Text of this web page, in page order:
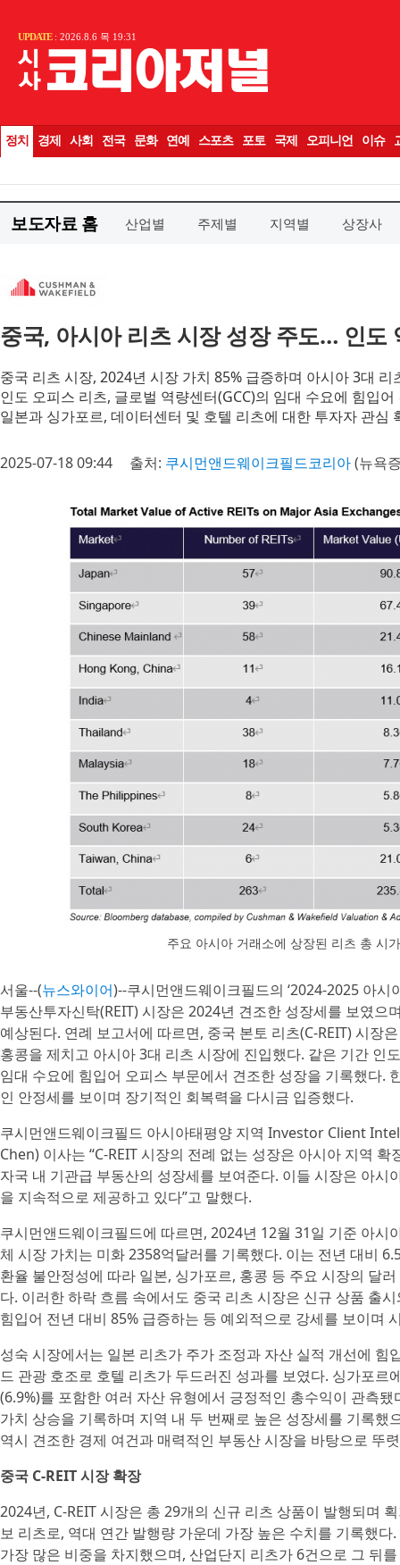
보도자료 홈 산업별 주제별 지역별 상장사
중국, 아시아 리츠 시장 성장 주도… 인도
중국 리츠 시장, 2024년 시장 가치 85% 급증하며 아시아 3대 리
인도 오피스 리츠, 글로벌 역량센터(GCC)의 임대 수요에 힘입
일본과 싱가포르, 데이터센터 및 호텔 리츠에 대한 투자자 관심
2025-07-18 09:44 출처: 쿠시먼앤드웨이크필드코리아(뉴욕
주요 아시아 거래소에 상장된 리츠 총 시
서울--(뉴스와이어)--쿠시먼앤드웨이크필드의 ‘2024-2025 아
부동산투자신탁(REIT) 시장은 2024년 견조한 성장세를 보였
예상된다. 연례 보고서에 따르면, 중국 본토 리츠(C-REIT) 시장
홍콩을 제치고 아시아 3대 리츠 시장에 진입했다. 같은 기간 인
임대 수요에 힘입어 오피스 부문에서 견조한 성장을 기록했다.
인 안정세를 보이며 장기적인 회복력을 다시금 입증했다.
쿠시먼앤드웨이크필드 아시아태평양 지역 Investor Client
Chen) 이사는 “C-REIT 시장의 전례 없는 성장은 아시아 지역
자국 내 기관급 부동산의 성장세를 보여준다. 이들 시장은 아
을 지속적으로 제공하고 있다”고 말했다.
쿠시먼앤드웨이크필드에 따르면, 2024년 12월 31일 기준 아시
체 시장 가치는 미화 2358억달러를 기록했다. 이는 전년 대비
환율 불안정성에 따라 일본, 싱가포르, 홍콩 등 주요 시장의 달
다. 이러한 하락 흐름 속에서도 중국 리츠 시장은 신규 상품 출
힘입어 전년 대비 85% 급증하는 등 예외적으로 강세를 보이며
성숙 시장에서는 일본 리츠가 주가 조정과 자산 실적 개선에
드 관광 호조로 호텔 리츠가 두드러진 성과를 보였다. 싱가포르
(6.9%)를 포함한 여러 자산 유형에서 긍정적인 총수익이 관측
가치 상승을 기록하며 지역 내 두 번째로 높은 성장세를 기록했
역시 견조한 경제 여건과 매력적인 부동산 시장을 바탕으로 뚜
중국 C-REIT 시장 확장
2024년, C-REIT 시장은 총 29개의 신규 리츠 상품이 발행되며
보 리츠로, 역대 연간 발행량 가운데 가장 높은 수치를 기록했
가장 많은 비중을 차지했으며, 산업단지 리츠가 6건으로 그 뒤